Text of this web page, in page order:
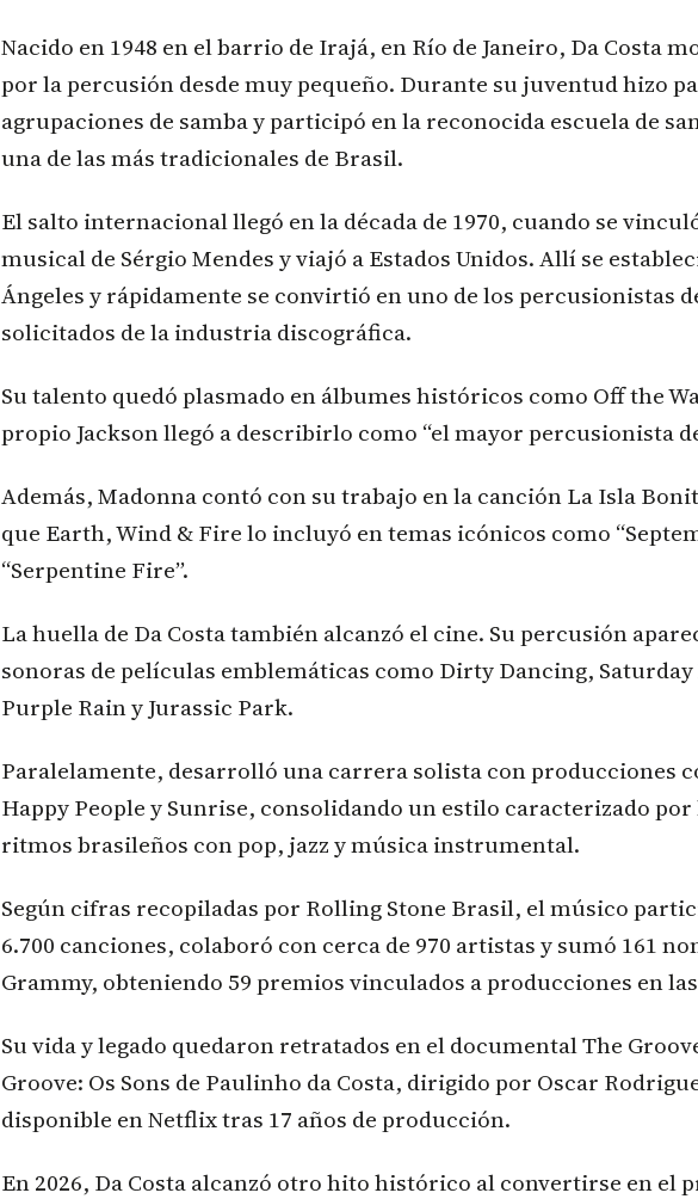
Nacido en 1948 en el barrio de Irajá, en Río de Janeiro, Da Costa
por la percusión desde muy pequeño. Durante su juventud hizo
agrupaciones de samba y participó en la reconocida escuela de
una de las más tradicionales de Brasil.
El salto internacional llegó en la década de 1970, cuando se
musical de Sérgio Mendes y viajó a Estados Unidos. Allí se
Ángeles y rápidamente se convirtió en uno de los percusionistas
solicitados de la industria discográfica.
Su talento quedó plasmado en álbumes históricos como Off the
propio Jackson llegó a describirlo como “el mayor percusionista
Además, Madonna contó con su trabajo en la canción La Isla
que Earth, Wind & Fire lo incluyó en temas icónicos como
“Serpentine Fire”.
La huella de Da Costa también alcanzó el cine. Su percusión
sonoras de películas emblemáticas como Dirty Dancing, Saturday
Purple Rain y Jurassic Park.
Paralelamente, desarrolló una carrera solista con producciones
Happy People y Sunrise, consolidando un estilo caracterizado por
ritmos brasileños con pop, jazz y música instrumental.
Según cifras recopiladas por Rolling Stone Brasil, el músico
6.700 canciones, colaboró con cerca de 970 artistas y sumó 161
Grammy, obteniendo 59 premios vinculados a producciones en
Su vida y legado quedaron retratados en el documental The
Groove: Os Sons de Paulinho da Costa, dirigido por Oscar
disponible en Netflix tras 17 años de producción.
En 2026, Da Costa alcanzó otro hito histórico al convertirse en el